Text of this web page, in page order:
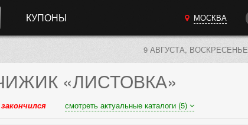
КУПОНЫ МОСКВА
9 АВГУСТА, ВОСКРЕСЕНЬЕ
«ЛИСТОВКА»
смотреть актуальные каталоги (5)